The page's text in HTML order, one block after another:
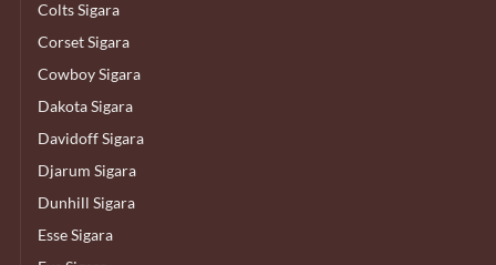
Colts Sigara
Corset Sigara
Cowboy Sigara
Dakota Sigara
Davidoff Sigara
Djarum Sigara
Dunhill Sigara
Esse Sigara